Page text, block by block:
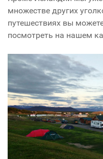
множестве других
путешествиях вы
посмотреть на нашем